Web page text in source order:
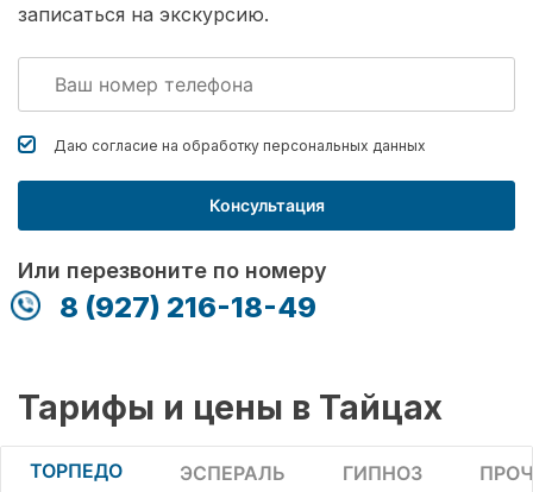
записаться на экскурсию.
Даю согласие на обработку персональных данных
Консультация
Или перезвоните по номеру
8 (927) 216-18-49
Тарифы и цены в Тайцах
ТОРПЕДО ЭСПЕРАЛЬ ГИПНОЗ